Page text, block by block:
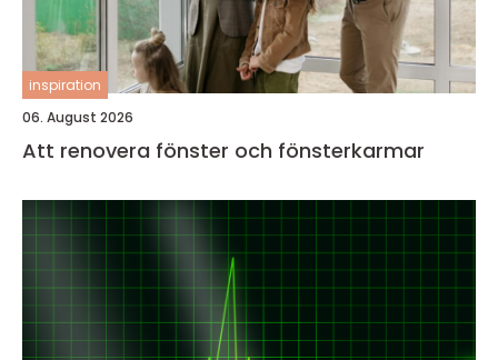
inspiration
06. August 2026
Att renovera fönster och fönsterkarmar